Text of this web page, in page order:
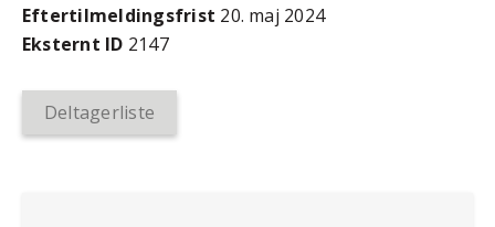
Efter­tilmeldings­frist 20. maj 2024
Eksternt ID 2147
Deltagerliste